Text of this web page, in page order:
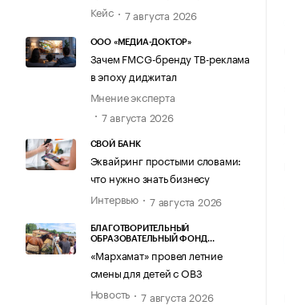
Кейс
7 августа 2026
ООО «МЕДИА-ДОКТОР»
Зачем FMCG-бренду ТВ-реклама
в эпоху диджитал
Мнение эксперта
7 августа 2026
СВОЙ БАНК
Эквайринг простыми словами:
что нужно знать бизнесу
Интервью
7 августа 2026
БЛАГОТВОРИТЕЛЬНЫЙ
ОБРАЗОВАТЕЛЬНЫЙ ФОНД
«Мархамат» провел летние
смены для детей с ОВЗ
Новость
7 августа 2026